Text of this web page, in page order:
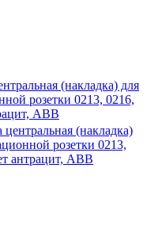
(накладка) для
розетки 0213, 0216,
ABB